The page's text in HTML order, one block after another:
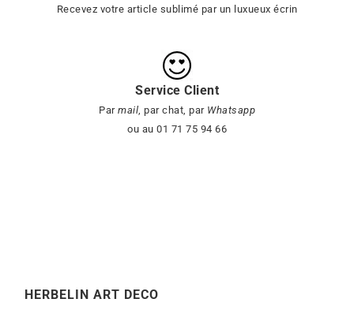
Recevez votre article sublimé par un luxueux écrin
Service Client
Par mail , par chat, parWhatsapp
ou au 01 71 75 94 66
HERBELIN ART DECO